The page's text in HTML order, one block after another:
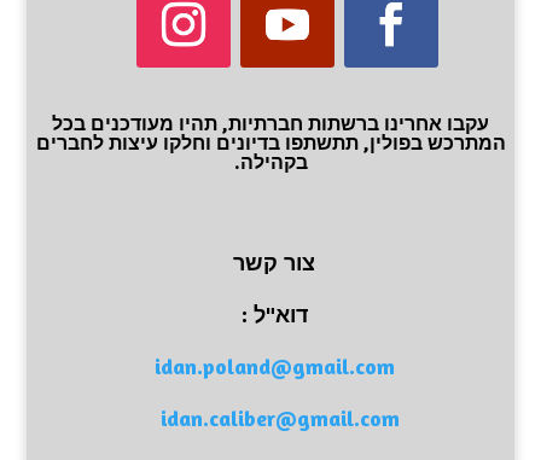
עקבו אחרינו ברשתות חברתיות, תהיו מעודכנים בכל
המתרכש בפולין, תתשתפו בדיונים וחלקו עיצות לחברים
בקהילה.
צור קשר
דוא"ל :
idan.poland@gmail.com
idan.caliber@gmail.com